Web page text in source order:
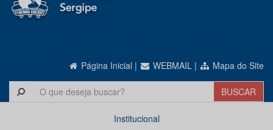
Página Inicial | WEBMAIL | Mapa do Site
Institucional